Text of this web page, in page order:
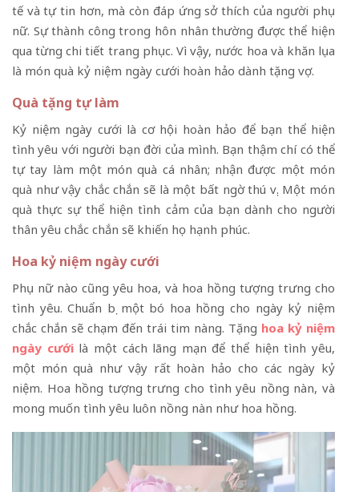
tế và tự tin hơn, mà còn đáp ứng sở thích của người phụ
nữ. Sự thành công trong hôn nhân thường được thể hiện
qua từng chi tiết trang phục. Vì vậy, nước hoa và khăn lụa
là món quà kỷ niệm ngày cưới hoàn hảo dành tặng vợ.
Quà tặng tự làm
Kỷ niệm ngày cưới là cơ hội hoàn hảo để bạn thể hiện
tình yêu với người bạn đời của mình. Bạn thậm chí có thể
tự tay làm một món quà cá nhân; nhận được một món
quà như vậy chắc chắn sẽ là một bất ngờ thú vị. Một món
quà thực sự thể hiện tình cảm của bạn dành cho người
thân yêu chắc chắn sẽ khiến họ hạnh phúc.
Hoa kỷ niệm ngày cưới
Phụ nữ nào cũng yêu hoa, và hoa hồng tượng trưng cho
tình yêu. Chuẩn bị một bó hoa hồng cho ngày kỷ niệm
chắc chắn sẽ chạm đến trái tim nàng. Tặng hoa kỷ niệm
ngày cướilà một cách lãng mạn để thể hiện tình yêu,
một món quà như vậy rất hoàn hảo cho các ngày kỷ
niệm. Hoa hồng tượng trưng cho tình yêu nồng nàn, và
mong muốn tình yêu luôn nồng nàn như hoa hồng.